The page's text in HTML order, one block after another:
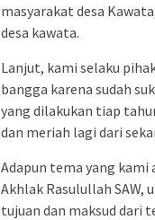
masyarakat desa
desa kawata.
Lanjut, kami selaku
bangga karena sudah
yang dilakukan tiap
dan meriah lagi dari
Adapun tema yang kami
Akhlak Rasulullah SAW,
tujuan dan maksud dari